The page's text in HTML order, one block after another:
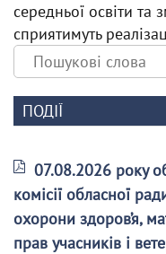
середньої освіти та
сприятимуть
ПОДІЇ
07.08.2026 року
комісії обласної
охорони здоров’я,
прав учасників і